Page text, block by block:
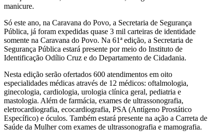
manicure.
Só este ano, na Caravana do Povo, a Secretaria de Segurança
Pública, já foram expedidas quase 3 mil carteiras de identidade
somente na Caravana do Povo. Na 61ª edição, a Secretaria de
Segurança Pública estará presente por meio do Instituto de
Identificação Odílio Cruz e do Departamento de Cidadania.
Nesta edição serão ofertados 600 atendimentos em oito
especialidades médicas através de 12 médicos: oftalmologia,
ginecologia, cardiologia, urologia clínica geral, pediatria e
mastologia. Além de farmácia, exames de ultrassonografia,
eletrocardiografia, ecocardiografia, PSA (Antígeno Prostático
Específico) e óculos. Também estará presente na ação a Carreta de
Saúde da Mulher com exames de ultrassonografia e mamografia.